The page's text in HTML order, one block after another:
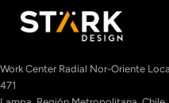
Work Center Radial Nor-Oriente
471